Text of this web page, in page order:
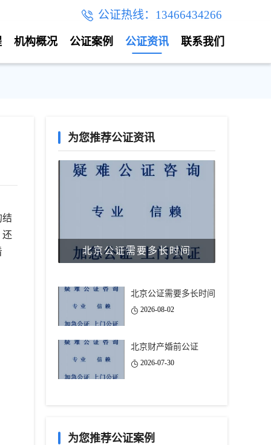
公证热线：13466434266
联系我们
公证资讯
公证案例
机构概况
还
为您推荐公证资讯
北京公证需要多长时间
北京公证需要多长时间
2026-08-02
北京财产婚前公证
2026-07-30
为您推荐公证案例